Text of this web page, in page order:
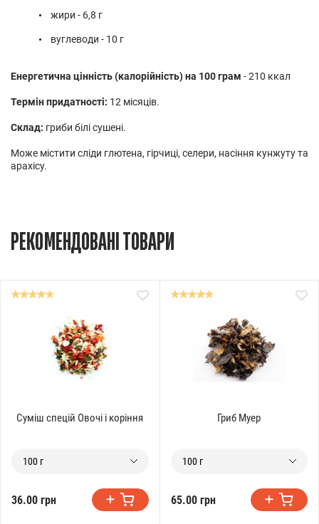
жири - 6,8 г
вуглеводи - 10 г
Енергетична цінність (калорійність) на 100 грам - 210 ккал
Термін придатності: 12 місяців.
Склад: гриби білі сушені.
Може містити сліди глютена, гірчиці, селери, насіння кунжуту та
арахісу.
РЕКОМЕНДОВАНІ ТОВАРИ
Суміш спецій Овочі і коріння
100 г
36.00 грн
Гриб Муер
100 г
65.00 грн